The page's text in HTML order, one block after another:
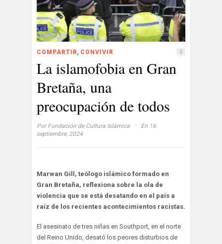
COMPARTIR, CONVIVIR 0
La islamofobia en Gran
Bretaña, una
preocupación de todos
Por Fundación de Cultura Islámica ·
En 16
septiembre, 2024
Marwan Gill, teólogo islámico formado en
Gran Bretaña, reflexiona sobre la ola de
violencia que se está desatando en el país a
raíz de los recientes acontecimientos racistas.
El asesinato de tres niñas en Southport, en el norte
del Reino Unido, desató los peores disturbios de